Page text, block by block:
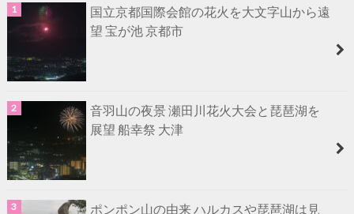
国立京都国際会館の花火を大文字山から遠
望 宝が池 京都市
音羽山の夜景 瀬田川花火大会と琵琶湖を
展望 船幸祭 大津
ポンポン山の由来 ハルカスや琵琶湖は見